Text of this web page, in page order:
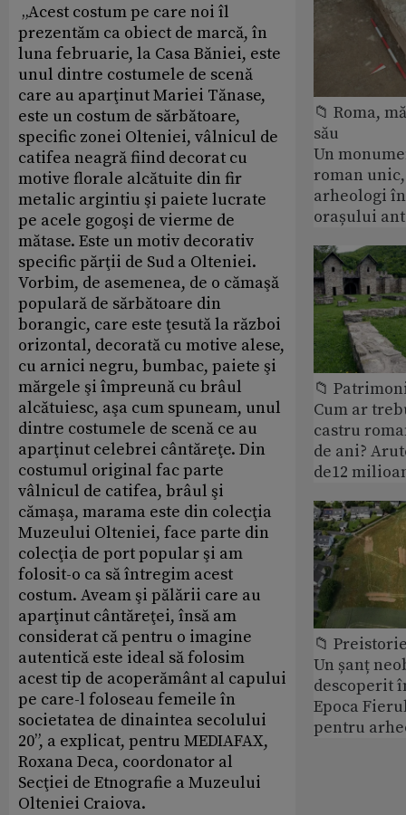
„Acest costum pe care noi îl
prezentăm ca obiect de marcă, în
luna februarie, la Casa Băniei, este
unul dintre costumele de scenă
care au aparţinut Mariei Tănase,
este un costum de sărbătoare,
specific zonei Olteniei, vâlnicul de
catifea neagră fiind decorat cu
motive florale alcătuite din fir
metalic argintiu şi paiete lucrate
pe acele gogoşi de vierme de
mătase. Este un motiv decorativ
specific părţii de Sud a Olteniei.
Vorbim, de asemenea, de o cămaşă
populară de sărbătoare din
borangic, care este ţesută la război
orizontal, decorată cu motive alese,
cu arnici negru, bumbac, paiete şi
mărgele şi împreună cu brâul
alcătuiesc, aşa cum spuneam, unul
dintre costumele de scenă ce au
aparţinut celebrei cântăreţe. Din
costumul original fac parte
vâlnicul de catifea, brâul şi
cămaşa, marama este din colecţia
Muzeului Olteniei, face parte din
colecţia de port popular şi am
folosit-o ca să întregim acest
costum. Aveam şi pălării care au
aparţinut cântăreţei, însă am
considerat că pentru o imagine
autentică este ideal să folosim
acest tip de acoperământ al capului
pe care-l foloseau femeile în
societatea de dinaintea secolului
20”, a explicat, pentru MEDIAFAX,
Roxana Deca, coordonator al
Secţiei de Etnografie a Muzeului
Olteniei Craiova.
📁 Roma,
său
Un
roman
arheologi
orașului
📁
Cum ar
castru
de ani?
de12
📁
Un șanț
descoperit
Epoca
pentru